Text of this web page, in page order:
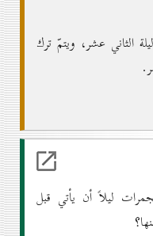
الثاني عشر، ويتمّ ترك
ليلاً أن يأتي قبل